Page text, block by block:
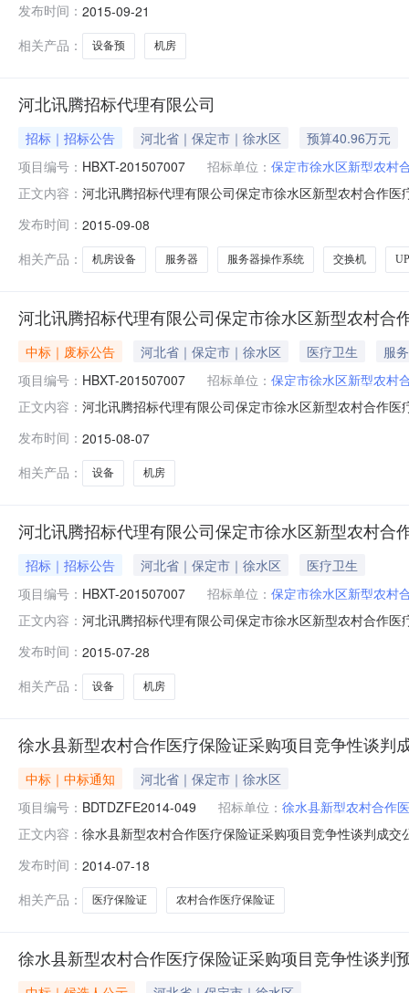
采购人地址：保定市徐水区振兴东路29号采购人联系方
购代理机构联系方式：
发布时间： 2015-09-21
相关产品：
设备预 机房
河北讯腾招标代理有限公司
招标｜招标公告 河北省｜保定市｜徐水区
预算40.96万元
项目编号： HBXT-201507007 招标单位： 保定市徐水区新型农村
正文内容： 河北讯腾招标代理有限公司保定市徐水区新型农村合作
采购代理机构名称：河北讯腾招标代理有限公司采购代
务器、服务
发布时间： 2015-09-08
相关产品：
机房设备 服务器 服务器操作系统 交换机
河北讯腾招标代理有限公司保定市徐水区新型农村合
中标｜废标公告 河北省｜保定市｜徐水区 医疗卫生
服务
项目编号： HBXT-201507007 招标单位： 保定市徐水区新型农村
正文内容： 河北讯腾招标代理有限公司保定市徐水区新型农村合作
东路29号采购人联系方式：胡悦德0312-8688966采购代
3018869
发布时间： 2015-08-07
相关产品：
设备 机房
河北讯腾招标代理有限公司保定市徐水区新型农村合
招标｜招标公告 河北省｜保定市｜徐水区
医疗卫生
项目编号： HBXT-201507007 招标单位： 保定市徐水区新型农村
正文内容： 河北讯腾招标代理有限公司保定市徐水区新型农村合作
东路29号采购人联系方式：胡悦德0312-8688966采购代
3018869
发布时间： 2015-07-28
相关产品：
设备 机房
徐水县新型农村合作医疗保险证采购项目竞争性谈判
中标｜中标通知
河北省｜保定市｜徐水区
项目编号： BDTDZFE2014-049 招标单位： 徐水县新型农村合作
正文内容： 徐水县新型农村合作医疗保险证采购项目竞争性谈判成
理机构联系方式：电话0312-5955911传真0312-
发布时间： 2014-07-18
相关产品：
医疗保险证 农村合作医疗保险证
徐水县新型农村合作医疗保险证采购项目竞争性谈判